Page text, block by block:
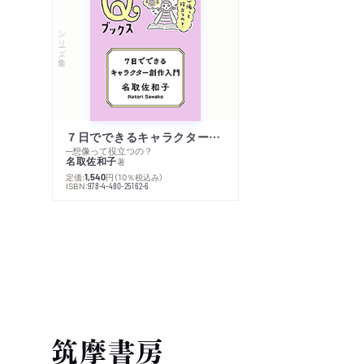
シリーズ・全集
７日でできるキャラクター創作入門
─想像って役立つの？
名取佐和子著
定価:1,540円 （10％税込み）
ISBN:978-4-480-25162-6